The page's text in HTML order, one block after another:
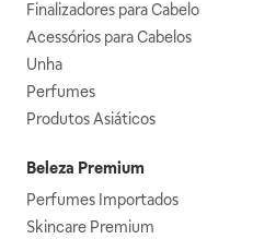
Finalizadores para Cabelo
Acessórios para Cabelos
Unha
Perfumes
Produtos Asiáticos
Beleza Premium
Perfumes Importados
Skincare Premium